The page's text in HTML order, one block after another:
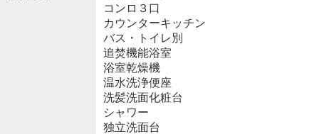
コンロ３口
カウンターキッチン
バス・トイレ別
追焚機能浴室
浴室乾燥機
温水洗浄便座
洗髪洗面化粧台
シャワー
独立洗面台